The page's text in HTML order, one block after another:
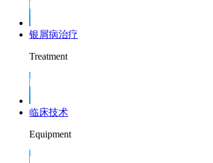
银屑病治疗
Treatment
临床技术
Equipment